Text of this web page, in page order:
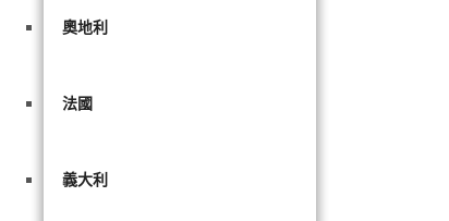
奧地利
法國
義大利